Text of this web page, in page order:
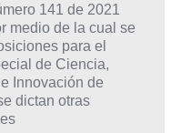
141 de 2021
medio de la cual se
para el
de Ciencia,
Innovación de
dictan otras